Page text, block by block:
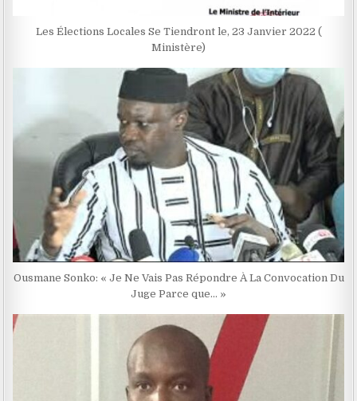
Les Élections Locales Se Tiendront le, 23 Janvier 2022 (
Ministère)
Ousmane Sonko: « Je Ne Vais Pas Répondre À La Convocation Du
Juge Parce que… »